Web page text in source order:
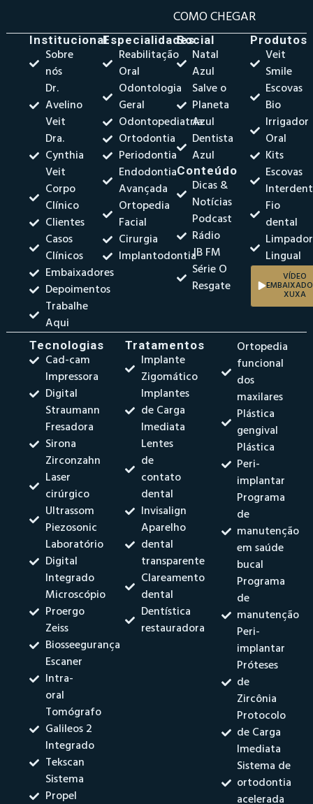
COMO CHEGAR
Institucional
Sobre
nós
Dr.
Avelino
Veit
Dra.
Cynthia
Veit
Corpo
Clínico
Clientes
Casos
Clínicos
Embaixadores
Depoimentos
Trabalhe
Aqui
Especialidades
Reabilitação
Oral
Odontologia
Geral
Odontopediatria
Ortodontia
Periodontia
Endodontia
Avançada
Ortopedia
Facial
Cirurgia
Implantodontia
Social
Natal
Azul
Salve o
Planeta
Azul
Dentista
Azul
Conteúdo
Dicas &
Notícias
Podcast
Rádio
JB FM
Série O
Resgate
Produtos
Veit
Smile
Escovas
Bio
Irrigador
Oral
Kits
Escovas
Fio
dental
Limpador
Lingual
VÍDEO
XUXA
Tecnologias
Cad-cam
Impressora
Digital
Straumann
Fresadora
Sirona
Zirconzahn
Laser
cirúrgico
Ultrassom
Piezosonic
Laboratório
Digital
Integrado
Microscópio
Proergo
Zeiss
Biosseegurança
Escaner
Intra-
oral
Tomógrafo
Galileos 2
Integrado
Tekscan
Sistema
Propel
Tratamentos
Implante
Zigomático
Implantes
de Carga
Imediata
Lentes
de
contato
dental
Invisalign
Aparelho
dental
transparente
Clareamento
dental
Dentística
restauradora
Ortopedia
funcional
dos
maxilares
Plástica
gengival
Plástica
Peri-
implantar
Programa
de
manutenção
em saúde
bucal
Programa
de
manutenção
Peri-
implantar
Próteses
de
Zircônia
Protocolo
de Carga
Imediata
Sistema de
ortodontia
acelerada